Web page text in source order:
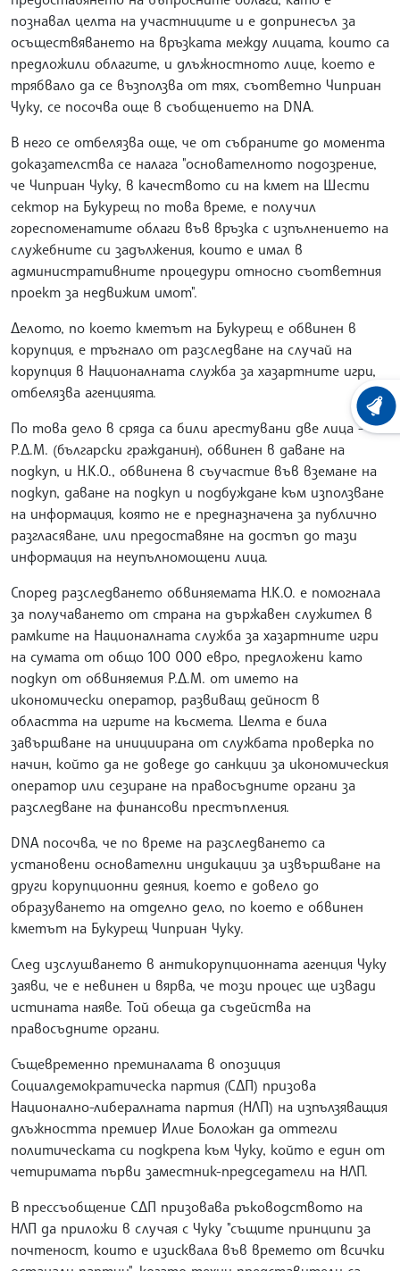
познавал целта на участниците и е допринесъл за
осъществяването на връзката между лицата, които са
предложили облагите, и длъжностното лице, което е
трябвало да се възползва от тях, съответно Чиприан
Чуку, се посочва още в съобщението на DNA.
В него се отбелязва още, че от събраните до момента
доказателства се налага "основателното подозрение,
че Чиприан Чуку, в качеството си на кмет на Шести
сектор на Букурещ по това време, е получил
гореспоменатите облаги във връзка с изпълнението на
служебните си задължения, които е имал в
административните процедури относно съответния
проект за недвижим имот".
Делото, по което кметът на Букурещ е обвинен в
корупция, е тръгнало от разследване на случай на
корупция в Националната служба за хазартните игри,
отбелязва агенцията.
По това дело в сряда са били арестувани две лица -
Р.Д.М. (български гражданин), обвинен в даване на
подкуп, и Н.К.О., обвинена в съучастие във вземане на
подкуп, даване на подкуп и подбуждане към използване
на информация, която не е предназначена за публично
разгласяване, или предоставяне на достъп до тази
информация на неупълномощени лица.
Според разследването обвиняемата Н.К.О. е помогнала
за получаването от страна на държавен служител в
рамките на Националната служба за хазартните игри
на сумата от общо 100 000 евро, предложени като
подкуп от обвиняемия Р.Д.М. от името на
икономически оператор, развиващ дейност в
областта на игрите на късмета. Целта е била
завършване на инициирана от службата проверка по
начин, който да не доведе до санкции за икономическия
оператор или сезиране на правосъдните органи за
разследване на финансови престъпления.
DNA посочва, че по време на разследването са
установени основателни индикации за извършване на
други корупционни деяния, което е довело до
образуването на отделно дело, по което е обвинен
кметът на Букурещ Чиприан Чуку.
След изслушването в антикорупционната агенция Чуку
заяви, че е невинен и вярва, че този процес ще извади
истината наяве. Той обеща да съдейства на
правосъдните органи.
Същевременно преминалата в опозиция
Социалдемократическа партия (СДП) призова
Национално-либералната партия (НЛП) на изпълзяващия
длъжността премиер Илие Боложан да оттегли
политическата си подкрепа към Чуку, който е един от
четиримата първи заместник-председатели на НЛП.
В прессъобщение СДП призовава ръководството на
НЛП да приложи в случая с Чуку "същите принципи за
почтеност, които е изисквала във времето от всички